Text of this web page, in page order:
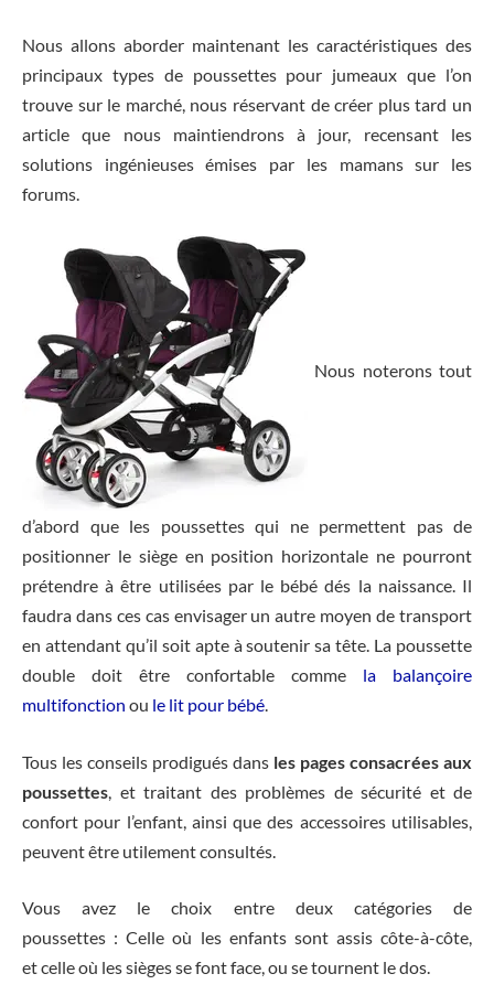
Nous allons aborder maintenant les caractéristiques des
principaux types de poussettes pour jumeaux que l’on
trouve sur le marché, nous réservant de créer plus tard un
article que nous maintiendrons à jour, recensant les
solutions ingénieuses émises par les mamans sur les
forums.
Nous noterons tout
d’abord que les poussettes qui ne permettent pas de
positionner le siège en position horizontale ne pourront
prétendre à être utilisées par le bébé dés la naissance. Il
faudra dans ces cas envisager un autre moyen de transport
en attendant qu’il soit apte à soutenir sa tête. La poussette
double doit être confortable comme la balançoire
multifonction ou le lit pour bébé.
Tous les conseils prodigués dans les pages consacrées aux
poussettes , et traitant des problèmes de sécurité et de
confort pour l’enfant, ainsi que des accessoires utilisables,
peuvent être utilement consultés.
Vous avez le choix entre deux catégories de
poussettes : Celle où les enfants sont assis côte-à-côte,
et celle où les sièges se font face, ou se tournent le dos.